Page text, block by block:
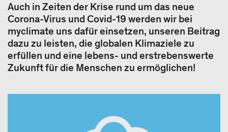
Auch in Zeiten der Krise rund um das neue
Corona-Virus und Covid-19 werden wir bei
myclimate uns dafür einsetzen, unseren Beitrag
dazu zu leisten, die globalen Klimaziele zu
erfüllen und eine lebens- und erstrebenswerte
Zukunft für die Menschen zu ermöglichen!